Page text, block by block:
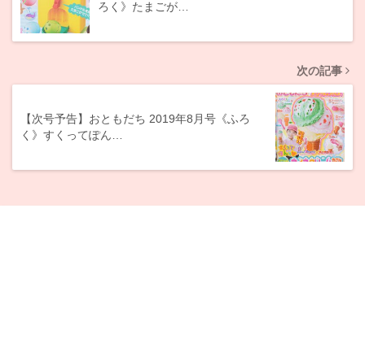
ろく》たまごが…
次の記事
【次号予告】おともだち 2019年8月号《ふろ
く》すくってぽん…